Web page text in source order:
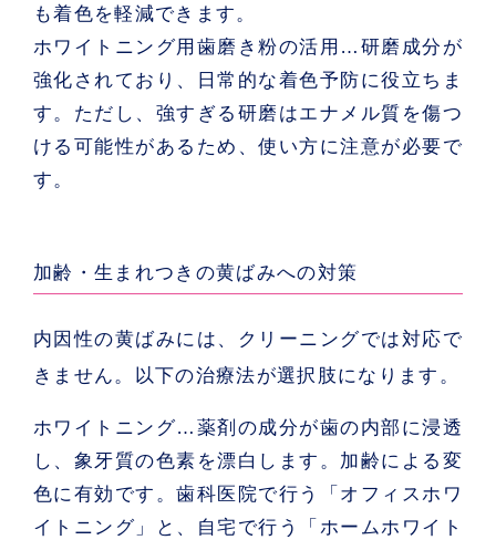
も着色を軽減できます。
ホワイトニング用歯磨き粉の活用 …研磨成分が
強化されており、日常的な着色予防に役立ちま
す。ただし、強すぎる研磨はエナメル質を傷つ
ける可能性があるため、使い方に注意が必要で
す。
加齢・生まれつきの黄ばみへの対策
内因性の黄ばみには、クリーニングでは対応で
きません。以下の治療法が選択肢になります。
ホワイトニング…薬剤の成分が歯の内部に浸透
し、象牙質の色素を漂白します。加齢による変
色に有効です。歯科医院で行う「オフィスホワ
イトニング」と、自宅で行う「ホームホワイト